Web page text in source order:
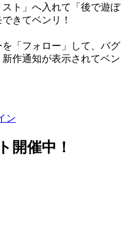
ト」へ入れて「後で遊ぼ
きてベンリ！
「フォロー」して、バグ
作通知が表示されてベン
ン
開催中！